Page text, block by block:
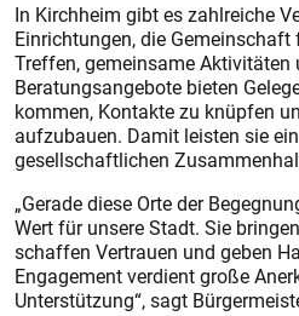
In Kirchheim gibt es zahlreiche
Einrichtungen, die
Treffen, gemeinsame
Beratungsangebote bieten
kommen, Kontakte zu knüpfen
aufzubauen. Damit leisten sie
gesellschaftlichen
„Gerade diese Orte der
Wert für unsere Stadt. Sie
schaffen Vertrauen und geben
Engagement verdient große
Unterstützung“, sagt